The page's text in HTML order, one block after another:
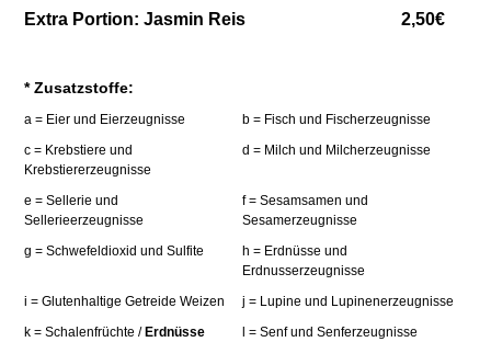
Extra Portion: Jasmin Reis 2,50€
* Zusatzstoffe:
a = Eier und Eierzeugnisse
b = Fisch und Fischerzeugnisse
c = Krebstiere und
Krebstiererzeugnisse
d = Milch und Milcherzeugnisse
e = Sellerie und
Sellerieerzeugnisse
f = Sesamsamen und
Sesamerzeugnisse
g = Schwefeldioxid und Sulfite
h = Erdnüsse und
Erdnusserzeugnisse
i = Glutenhaltige Getreide Weizen
j = Lupine und Lupinenerzeugnisse
k = Schalenfrüchte / Erdnüsse
l = Senf und Senferzeugnisse